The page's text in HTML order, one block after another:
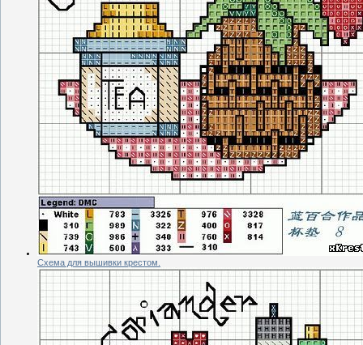
Схема для вышивки крестом.